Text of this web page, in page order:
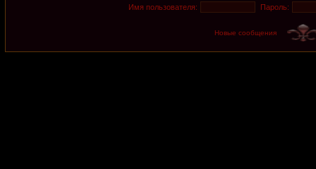
Имя пользователя:
Пароль:
Новые сообщения